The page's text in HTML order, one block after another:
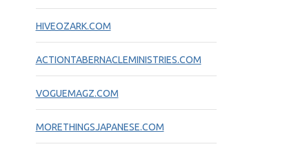
HIVEOZARK.COM
ACTIONTABERNACLEMINISTRIES.COM
VOGUEMAGZ.COM
MORETHINGSJAPANESE.COM